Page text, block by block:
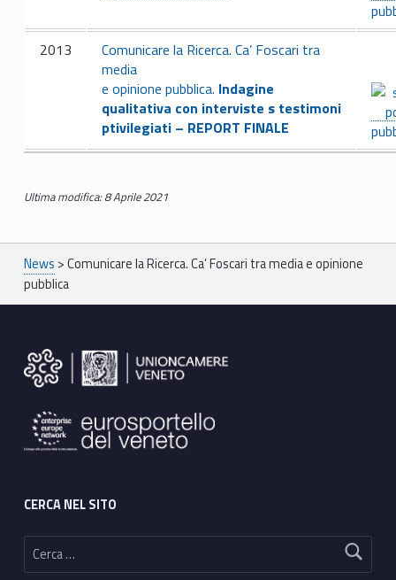
l
c
e
r
c
a
.
C
a
’
o
s
2013
Comunicare la Ricerca. Ca’ Foscari tra
media
e opinione pubblica. Indagine
qualitativa con interviste s testimoni
ptivilegiati – REPORT FINALE
Ultima modifica: 8 Aprile 2021
Skip back to main navigation
Breadcrumbs navigation
News >Comunicare la Ricerca. Ca’ Foscari tra media e opinione
pubblica
CERCA NEL SITO
Ricerca per: